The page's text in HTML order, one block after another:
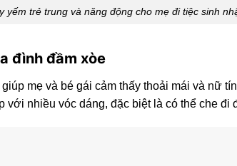
yếm trẻ trung và năng động cho mẹ đi tiệc sinh
đình đầm xòe
mẹ và bé gái cảm thấy thoải mái và nữ
với nhiều vóc dáng, đặc biệt là có thể che